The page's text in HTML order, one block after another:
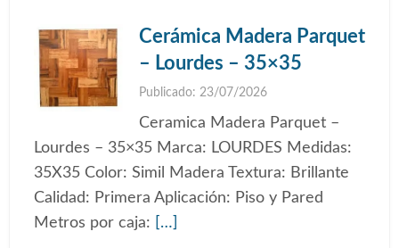
Cerámica Madera Parquet
– Lourdes – 35×35
Publicado: 23/07/2026
Ceramica Madera Parquet –
Lourdes – 35×35 Marca: LOURDES Medidas:
35X35 Color: Simil Madera Textura: Brillante
Calidad: Primera Aplicación: Piso y Pared
Metros por caja:
[…]